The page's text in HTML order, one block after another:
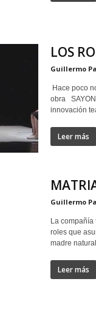
LOS
Guillermo
Hace poco
obra
innovación
Leer más
Guillermo
La compañía
roles que
madre
Leer más